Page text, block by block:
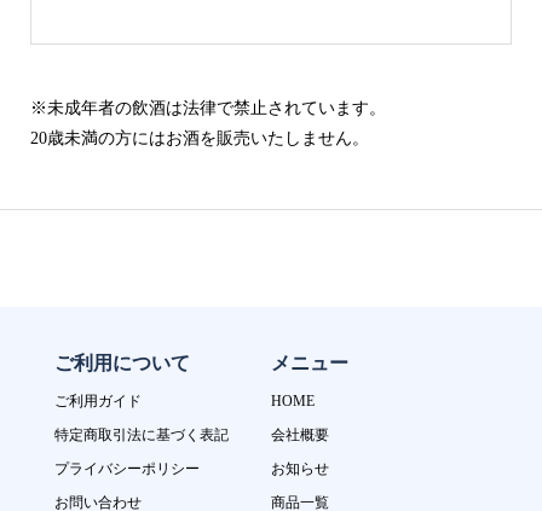
※未成年者の飲酒は法律で禁止されています。
20歳未満の方にはお酒を販売いたしません。
ご利用について
ご利用ガイド
特定商取引法に基づく表記
プライバシーポリシー
お問い合わせ
メニュー
HOME
会社概要
お知らせ
商品一覧